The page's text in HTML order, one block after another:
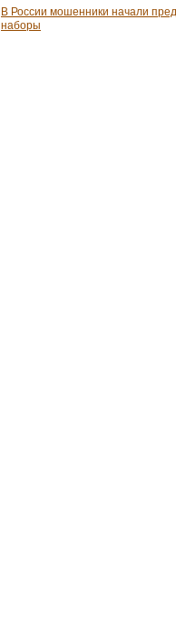
В России мошенники начали
наборы